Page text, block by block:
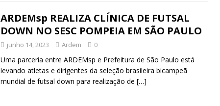
ARDEMsp REALIZA CLÍNICA DE FUTSAL
DOWN NO SESC POMPEIA EM SÃO PAULO
junho 14, 2023 Ardem 0
Uma parceria entre ARDEMsp e Prefeitura de São Paulo está
levando atletas e dirigentes da seleção brasileira bicampeã
mundial de futsal down para realização de […]